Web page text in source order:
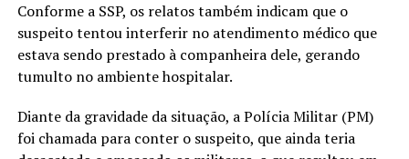
Conforme a SSP, os relatos também indicam que o
suspeito tentou interferir no atendimento médico que
estava sendo prestado à companheira dele, gerando
tumulto no ambiente hospitalar.
Diante da gravidade da situação, a Polícia Militar (PM)
foi chamada para conter o suspeito, que ainda teria